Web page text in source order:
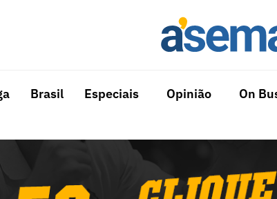
Brasil Especiais Opinião On